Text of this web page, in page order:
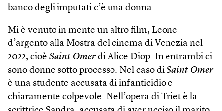
banco degli imputati c’è una donna.
Mi è venuto in mente un altro film, Leone
d’argento alla Mostra del cinema di Venezia nel
2022, cioè Saint Omerdi Alice Diop. In entrambi ci
sono donne sotto processo. Nel caso di Saint Omer
è una studente accusata di infanticidio e
chiaramente colpevole. Nell’opera di Triet è la